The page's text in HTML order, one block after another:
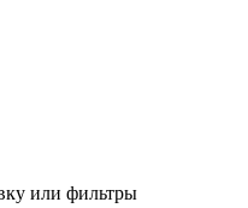
или фильтры